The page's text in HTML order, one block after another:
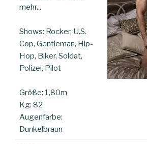
mehr...
Shows: Rocker, U.S.
Cop, Gentleman, Hip-
Hop, Biker, Soldat,
Polizei, Pilot
Größe: 1,80m
Kg: 82
Augenfarbe:
Dunkelbraun